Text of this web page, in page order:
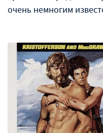
очень немногим